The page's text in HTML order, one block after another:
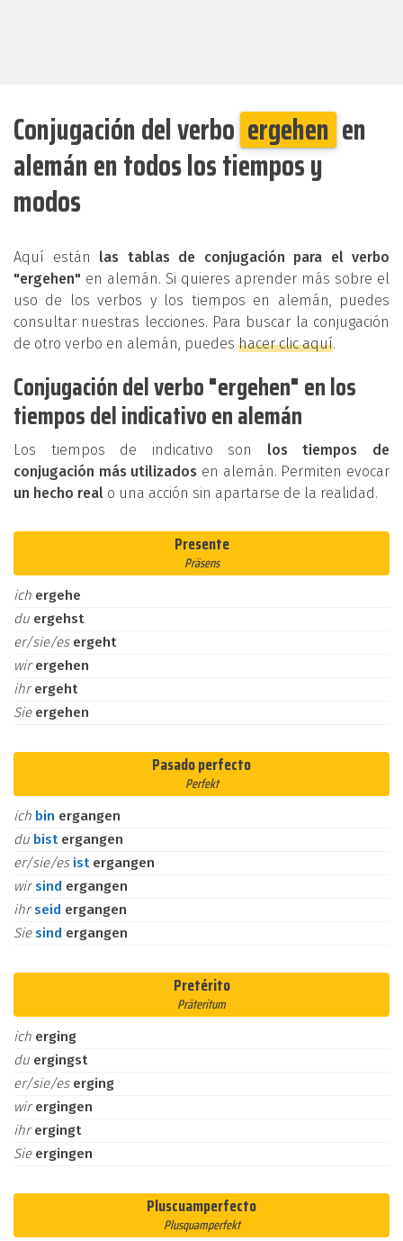
Conjugación del verbo ergehen en
alemán en todos los tiempos y
modos
Aquí están las tablas de conjugación para el verbo
"ergehen" en alemán. Si quieres aprender más sobre el
uso de los verbos y los tiempos en alemán, puedes
consultar nuestras lecciones. Para buscar la conjugación
de otro verbo en alemán, puedes hacer clic aquí.
Conjugación del verbo "ergehen" en los
tiempos del indicativo en alemán
Los tiempos de indicativo son los tiempos de
conjugación más utilizados en alemán. Permiten evocar
un hecho real o una acción sin apartarse de la realidad.
Presente
Präsens
ich ergehe
du ergehst
er/sie/es ergeht
wirergehen
ihrergeht
Sie ergehen
Pasado perfecto
Perfekt
ich bin ergangen
du bist ergangen
er/sie/es ist ergangen
wirsind ergangen
ihrseid ergangen
Siesind ergangen
Pretérito
Präteritum
ich erging
du ergingst
er/sie/es erging
wirergingen
ihrergingt
Sie ergingen
Pluscuamperfecto
Plusquamperfekt